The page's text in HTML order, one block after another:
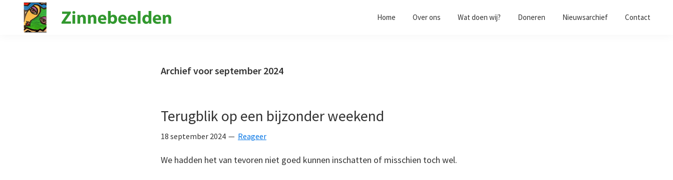
Home Over ons Wat doen wij? Doneren Nieuwsarchief Contact
Archief voor september 2024
Terugblik op een bijzonder weekend
18 september 2024 Reageer
We hadden het van tevoren niet goed kunnen inschatten of misschien toch wel.